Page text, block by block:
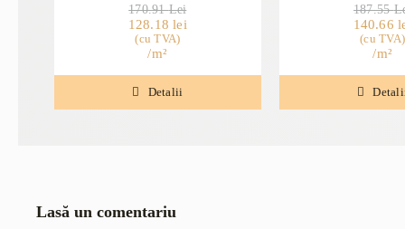
170.91Lei
Prețul
inițial
a
fost:
128.18lei
Prețul
curent
este:
128.18 lei.
(cu TVA)
/m²
Detalii
187.55
a
fost:
140.66
este:
(cu TVA)
/m²
Lasă un comentariu